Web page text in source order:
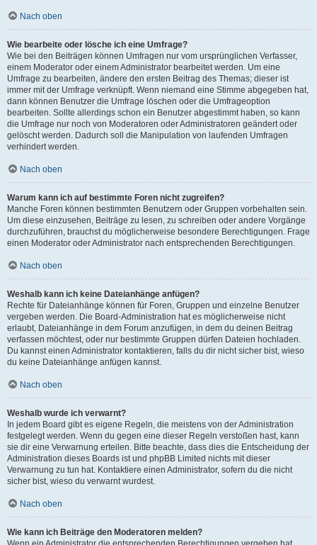
Nach oben
Wie bearbeite oder lösche ich eine Umfrage?
Wie bei den Beiträgen können Umfragen nur vom ursprünglichen Verfasser,
einem Moderator oder einem Administrator bearbeitet werden. Um eine
Umfrage zu bearbeiten, ändere den ersten Beitrag des Themas; dieser ist
immer mit der Umfrage verknüpft. Wenn niemand eine Stimme abgegeben hat,
dann können Benutzer die Umfrage löschen oder die Umfrageoption
bearbeiten. Sollte allerdings schon ein Benutzer abgestimmt haben, so kann
die Umfrage nur noch von Moderatoren oder Administratoren geändert oder
gelöscht werden. Dadurch soll die Manipulation von laufenden Umfragen
verhindert werden.
Nach oben
Warum kann ich auf bestimmte Foren nicht zugreifen?
Manche Foren können bestimmten Benutzern oder Gruppen vorbehalten sein.
Um diese einzusehen, Beiträge zu lesen, zu schreiben oder andere Vorgänge
durchzuführen, brauchst du möglicherweise besondere Berechtigungen. Frage
einen Moderator oder Administrator nach entsprechenden Berechtigungen.
Nach oben
Weshalb kann ich keine Dateianhänge anfügen?
Rechte für Dateianhänge können für Foren, Gruppen und einzelne Benutzer
vergeben werden. Die Board-Administration hat es möglicherweise nicht
erlaubt, Dateianhänge in dem Forum anzufügen, in dem du deinen Beitrag
verfassen möchtest, oder nur bestimmte Gruppen dürfen Dateien hochladen.
Du kannst einen Administrator kontaktieren, falls du dir nicht sicher bist, wieso
du keine Dateianhänge anfügen kannst.
Nach oben
Weshalb wurde ich verwarnt?
In jedem Board gibt es eigene Regeln, die meistens von der Administration
festgelegt werden. Wenn du gegen eine dieser Regeln verstoßen hast, kann
sie dir eine Verwarnung erteilen. Bitte beachte, dass dies die Entscheidung der
Administration dieses Boards ist und phpBB Limited nichts mit dieser
Verwarnung zu tun hat. Kontaktiere einen Administrator, sofern du die nicht
sicher bist, wieso du verwarnt wurdest.
Nach oben
Wie kann ich Beiträge den Moderatoren melden?